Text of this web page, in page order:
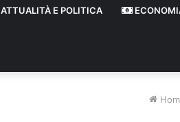
ATTUALITÀ E POLITICA